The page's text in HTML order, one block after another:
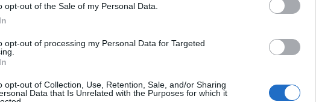
opt-out of the Sale of my Personal Data.
opt-out of processing my Personal Data for Targeted
opt-out of Collection, Use, Retention, Sale, and/or Sharing
Data that Is Unrelated with the Purposes for which it
AESC στην Ν. Καρολίνα θα προμηθεύει με
σκοπεύει να αγοράζει κυψέλες μπαταριών για τα
Η εταιρεία βρήκε στο πρόσωπο της Envision
νέα μονάδα παραγωγής κυψελών μπαταριών στη Ν.